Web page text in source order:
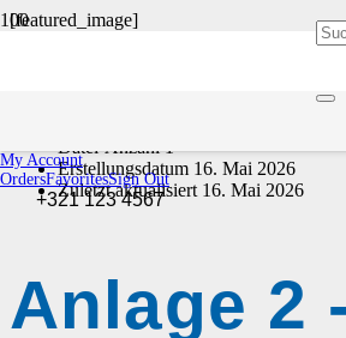
My Account
OrdersFavoritesSign Out
+321 123 4567
[featured_image]
Datei-Anzahl1
Erstellungsdatum 16. Mai 2026
Zuletzt aktualisiert 16. Mai 2026
Anlage 2